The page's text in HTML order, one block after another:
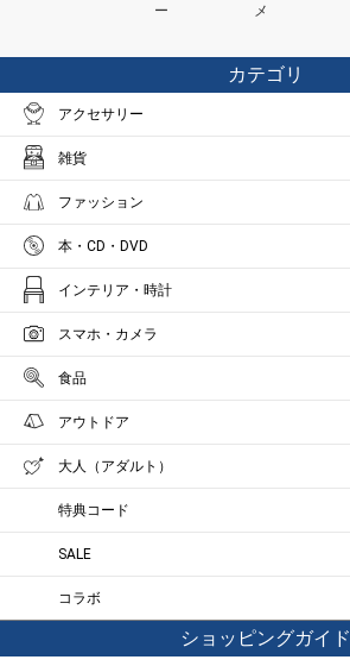
ー
メ
カテゴリ
アクセサリー
雑貨
ファッション
本・CD・DVD
インテリア・時計
スマホ・カメラ
食品
アウトドア
大人（アダルト）
特典コード
SALE
コラボ
ショッピングガイド